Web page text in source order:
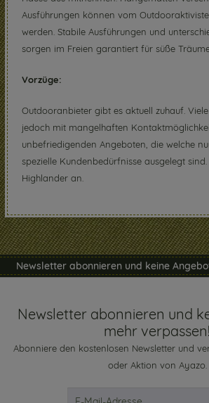
Ausführungen können vom
werden. Stabile Ausführungen und
sorgen im Freien garantiert für süße
Vorzüge:
Outdooranbieter gibt es aktuell zuhauf.
jedoch mit mangelhaften
unbefriedigenden Angeboten, die welche
spezielle Kundenbedürfnisse ausgelegt sind.
Highlander an.
Newsletter abonnieren und keine
Newsletter abonnieren und
mehr verpassen!
Abonniere den kostenlosen Newsletter und
oder Aktion von Ayazo.